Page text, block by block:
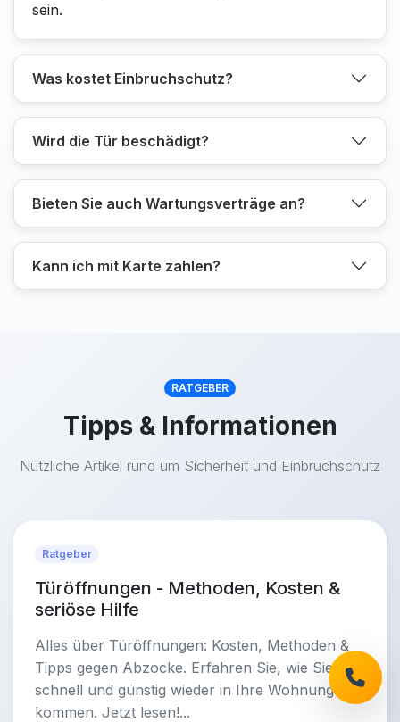
sein.
Was kostet Einbruchschutz?
Wird die Tür beschädigt?
Bieten Sie auch Wartungsverträge an?
Kann ich mit Karte zahlen?
RATGEBER
Tipps & Informationen
Nützliche Artikel rund um Sicherheit und Einbruchschutz
Ratgeber
Türöffnungen - Methoden, Kosten &
seriöse Hilfe
Alles über Türöffnungen: Kosten, Methoden &
Tipps gegen Abzocke. Erfahren Sie, wie Sie
schnell und günstig wieder in Ihre Wohnung
kommen. Jetzt lesen!...